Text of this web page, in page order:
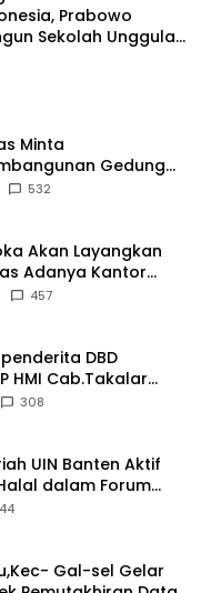
Prabowo
Sekolah Unggulan
Minta
Gedung
Cisoka
532
Akan Layangkan
Adanya Kantor
457
DBD
HMI Cab.Takalar
308
UIN Banten Aktif
dalam Forum
Gal-sel Gelar